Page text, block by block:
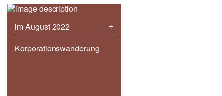
im August 2022 +
Korporationswanderung